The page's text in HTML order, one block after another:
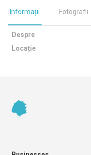
Informații Fotografii
Despre
Locație